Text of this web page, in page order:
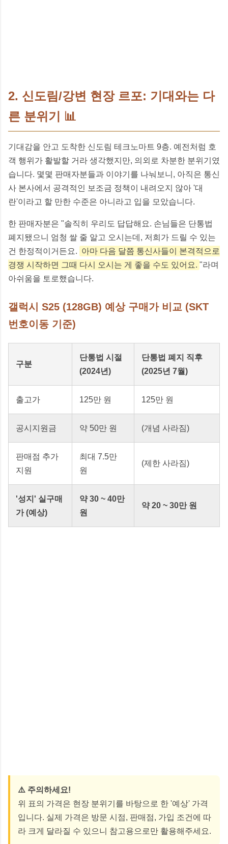
2. 신도림/강변 현장 르포: 기대와는 다
른 분위기 📊
기대감을 안고 도착한 신도림 테크노마트 9층. 예전처럼 호
객 행위가 활발할 거라 생각했지만, 의외로 차분한 분위기였
습니다. 몇몇 판매자분들과 이야기를 나눠보니, 아직은 통신
사 본사에서 공격적인 보조금 정책이 내려오지 않아 '대
란'이라고 할 만한 수준은 아니라고 입을 모았습니다.
한 판매자분은 "솔직히 우리도 답답해요. 손님들은 단통법
폐지됐으니 엄청 쌀 줄 알고 오시는데, 저희가 드릴 수 있는
건 한정적이거든요. 아마 다음 달쯤 통신사들이 본격적으로
경쟁 시작하면 그때 다시 오시는 게 좋을 수도 있어요. "라며
아쉬움을 토로했습니다.
갤럭시 S25 (128GB) 예상 구매가 비교 (SKT
번호이동 기준)
구분
단통법 시절
(2024년)
단통법 폐지 직후
(2025년 7월)
출고가 125만 원 125만 원
공시지원금 약 50만 원 (개념 사라짐)
판매점 추가
지원
최대 7.5만
원
(제한 사라짐)
'성지' 실구매
가 (예상)
약 30 ~ 40만
원
약 20 ~ 30만 원
⚠️ 주의하세요!
위 표의 가격은 현장 분위기를 바탕으로 한 '예상' 가격
입니다. 실제 가격은 방문 시점, 판매점, 가입 조건에 따
라 크게 달라질 수 있으니 참고용으로만 활용해주세요.